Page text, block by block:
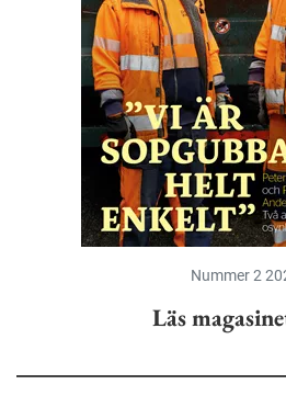
Nummer 2
Läs